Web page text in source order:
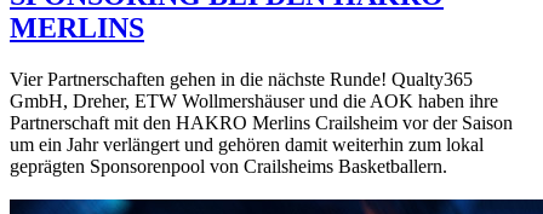
MERLINS
Vier Partnerschaften gehen in die nächste Runde! Qualty365
GmbH, Dreher, ETW Wollmershäuser und die AOK haben ihre
Partnerschaft mit den HAKRO Merlins Crailsheim vor der Saison
um ein Jahr verlängert und gehören damit weiterhin zum lokal
geprägten Sponsorenpool von Crailsheims Basketballern.